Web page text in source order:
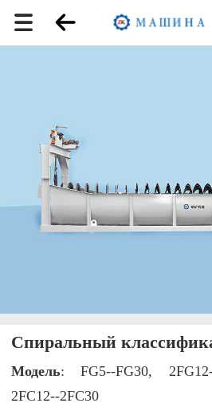
Спиральный
Модель:FG5--FG30,
2FC12--2FC30